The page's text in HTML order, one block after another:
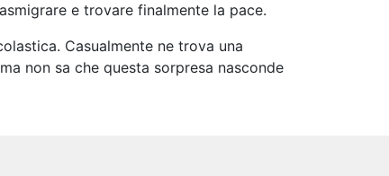
e trovare finalmente la pace.
Casualmente ne trova una
non sa che questa sorpresa nasconde